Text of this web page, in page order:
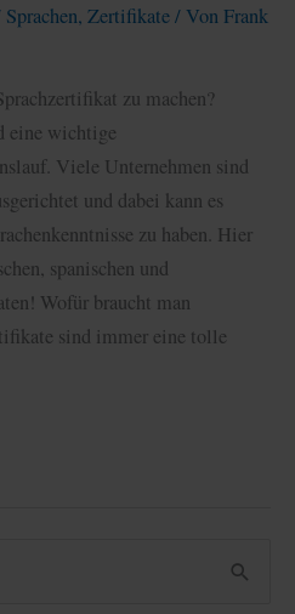
Sprachen, Zertifikate/ Von Frank
zu machen?
eine wichtige
Viele Unternehmen sind
und dabei kann es
zu haben. Hier
spanischen und
Wofür braucht man
sind immer eine tolle